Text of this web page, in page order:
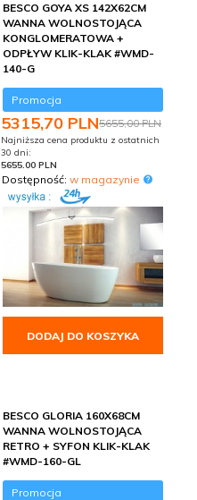
BESCO GOYA XS 142X62CM
WANNA WOLNOSTOJĄCA
KONGLOMERATOWA +
ODPŁYW KLIK-KLAK #WMD-
140-G
Promocja
5315,70 PLN5655,00 PLN
Najniższa cena produktu z ostatnich
30 dni:
5655.00 PLN
Dostępność: w magazynie
DODAJ DO KOSZYKA
BESCO GLORIA 160X68CM
WANNA WOLNOSTOJĄCA
RETRO + SYFON KLIK-KLAK
#WMD-160-GL
Promocja